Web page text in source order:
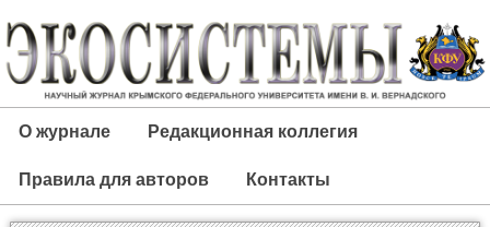
О журнале Редакционная коллегия
Правила для авторов Контакты